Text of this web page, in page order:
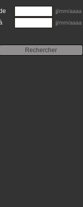
jj/mm/aaaa
jj/mm/aaaa